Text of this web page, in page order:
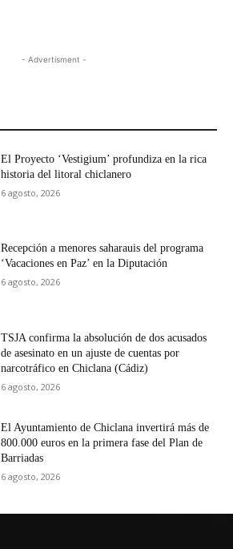
- Advertisment -
El Proyecto ‘Vestigium’ profundiza en la rica
historia del litoral chiclanero
6 agosto, 2026
Recepción a menores saharauis del programa
‘Vacaciones en Paz’ en la Diputación
6 agosto, 2026
TSJA confirma la absolución de dos acusados
de asesinato en un ajuste de cuentas por
narcotráfico en Chiclana (Cádiz)
6 agosto, 2026
El Ayuntamiento de Chiclana invertirá más de
800.000 euros en la primera fase del Plan de
Barriadas
6 agosto, 2026